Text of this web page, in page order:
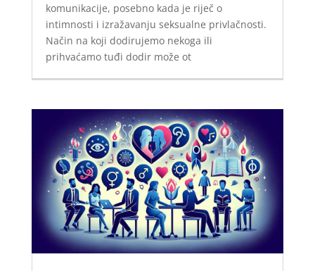
komunikacije, posebno kada je riječ o
intimnosti i izražavanju seksualne privlačnosti.
Način na koji dodirujemo nekoga ili
prihvaćamo tuđi dodir može ot